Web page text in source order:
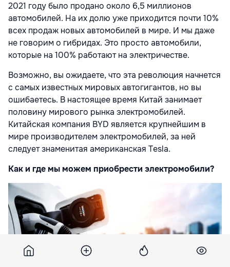
2021 году было продано около 6,5 миллионов
автомобилей. На их долю уже приходится почти 10%
всех продаж новых автомобилей в мире. И мы даже
не говорим о гибридах. Это просто автомобили,
которые на 100% работают на электричестве.
Возможно, вы ожидаете, что эта революция начнется
с самых известных мировых автогигантов, но вы
ошибаетесь. В настоящее время Китай занимает
половину мирового рынка электромобилей.
Китайская компания BYD является крупнейшим в
мире производителем электромобилей, за ней
следует знаменитая американская Tesla.
Как и где мы можем приобрести электромобили?